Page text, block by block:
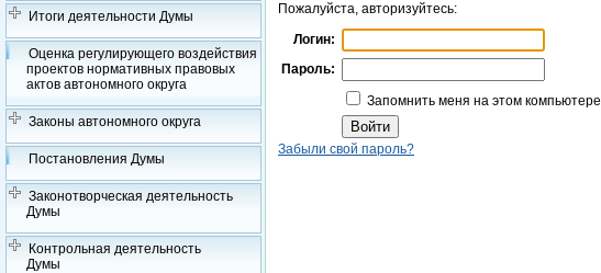
Итоги деятельности Думы
Оценка регулирующего воздействия
проектов нормативных правовых
актов автономного округа
Законы автономного округа
Постановления Думы
Законотворческая деятельность
Думы
Контрольная деятельность
Думы
Пожалуйста, авторизуйтесь:
Логин:
Пароль:
Запомнить меня на этом компьютере
Забыли свой пароль?